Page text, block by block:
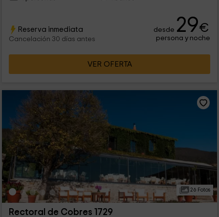
Reserva inmediata
Cancelación 30 días antes
desde 29€
persona y noche
VER OFERTA
26 Fotos
Rectoral de Cobres 1729